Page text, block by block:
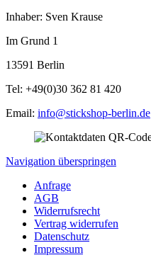
Inhaber: Sven Krause
Im Grund 1
13591 Berlin
Tel: +49(0)30 362 81 420
Email: info@stickshop-berlin.de
Navigation überspringen
Anfrage
AGB
Widerrufsrecht
Vertrag widerrufen
Datenschutz
Impressum